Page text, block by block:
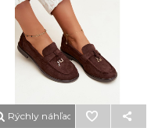
Rýchly náhľad